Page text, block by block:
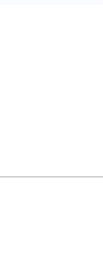
một sự thay đổi
lý file tối ưu cho công